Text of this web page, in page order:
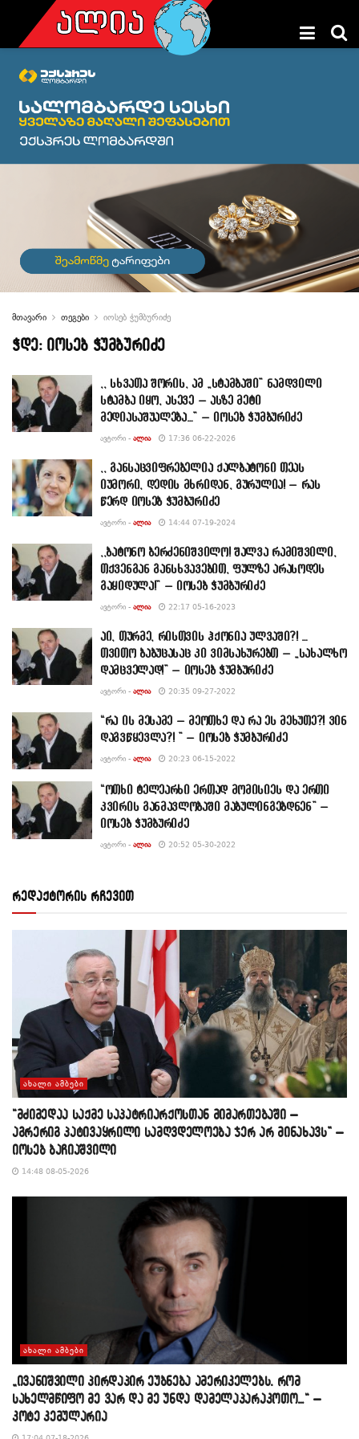
მთავარი თეგები იოსებ ჭუმბურიძე
ჭდე: იოსებ ჭუმბურიძე
,, სხვათა შორის, ამ „სტამბაში” ნამდვილი
სტამბა იყო, ასევე – ასზე მეტი
მედიასაშუალება…” – იოსებ ჭუმბურიძე
ᲐᲕᲢᲝᲠᲘ - ᲐᲚᲘᲐ 17:36 06-22-2026
,, განსაცვიფრებელია ქალბატონი თეას
იუმორი, დედის მხრიდან, გურულია! – რას
წერდ იოსებ ჭუმბურიძე
ᲐᲕᲢᲝᲠᲘ - ᲐᲚᲘᲐ 14:44 07-19-2024
,,ბატონო ბერძენიშვილო! შალვა რამიშვილი,
თქვენგან განსხვავებით, ფულზე არასოდეს
გაყიდულა!” – იოსებ ჭუმბურიძე
ᲐᲕᲢᲝᲠᲘ - ᲐᲚᲘᲐ 22:17 05-16-2023
აი, თურმე, რისთვის ჰქონია ულვაში?! …
თვითო ბაბუცასაც კი ვიმსახურებთ – „სახალხო
დამცველად!” – იოსებ ჭუმბურიძე
ᲐᲕᲢᲝᲠᲘ - ᲐᲚᲘᲐ 20:35 09-27-2022
“რა ის მესამე – მეოთხე და რა ეს მეხუთე?! ვინ
დაგვწყევლა?! ” – იოსებ ჭუმბურიძე
ᲐᲕᲢᲝᲠᲘ - ᲐᲚᲘᲐ 20:23 06-15-2022
“ოთხი ტელეარხი ერთად მომისიეს და ერთი
კვირის განმავლობაში მაბულინგებდნენ” –
იოსებ ჭუმბურიძე
ᲐᲕᲢᲝᲠᲘ - ᲐᲚᲘᲐ 20:52 05-30-2022
რედაქტორის რჩევით
ᲐᲮᲐᲚᲘ ᲐᲛᲑᲔᲑᲘ
“მძიმედაა საქმე საპატრიარქოსთან მიმართებაში –
აგრერიგ პატივაყრილი სამღვდელოება ჯერ არ მინახავს” –
იოსებ ბაჩიაშვილი
14:48 08-05-2026
ᲐᲮᲐᲚᲘ ᲐᲛᲑᲔᲑᲘ
„ივანიშვილი პირდაპირ ეუბნება ამერიკელებს, რომ
სახელმწიფო მე ვარ და მე უნდა დამელაპარაკოთო…“ –
კოტე კემულარია